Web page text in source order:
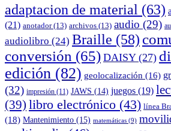
adaptacion de material (63)
(21) anotador(13) archivos (13) audio (29)
audiolibro (24) Braille (58)
conversión (65) DAISY(27)
edición (82) geolocalización (16)
(32) impresión (11) JAWS (14) juegos (19)
(39) libro electrónico (43) línea
(18) Mantenimiento (15) matemáticas (9)